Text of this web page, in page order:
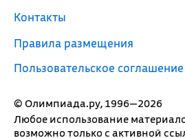
© Олимпиада.ру, 1996—2026
Любое использование
возможно только с активной
Контакты
Правила размещения
Пользовательское соглашение